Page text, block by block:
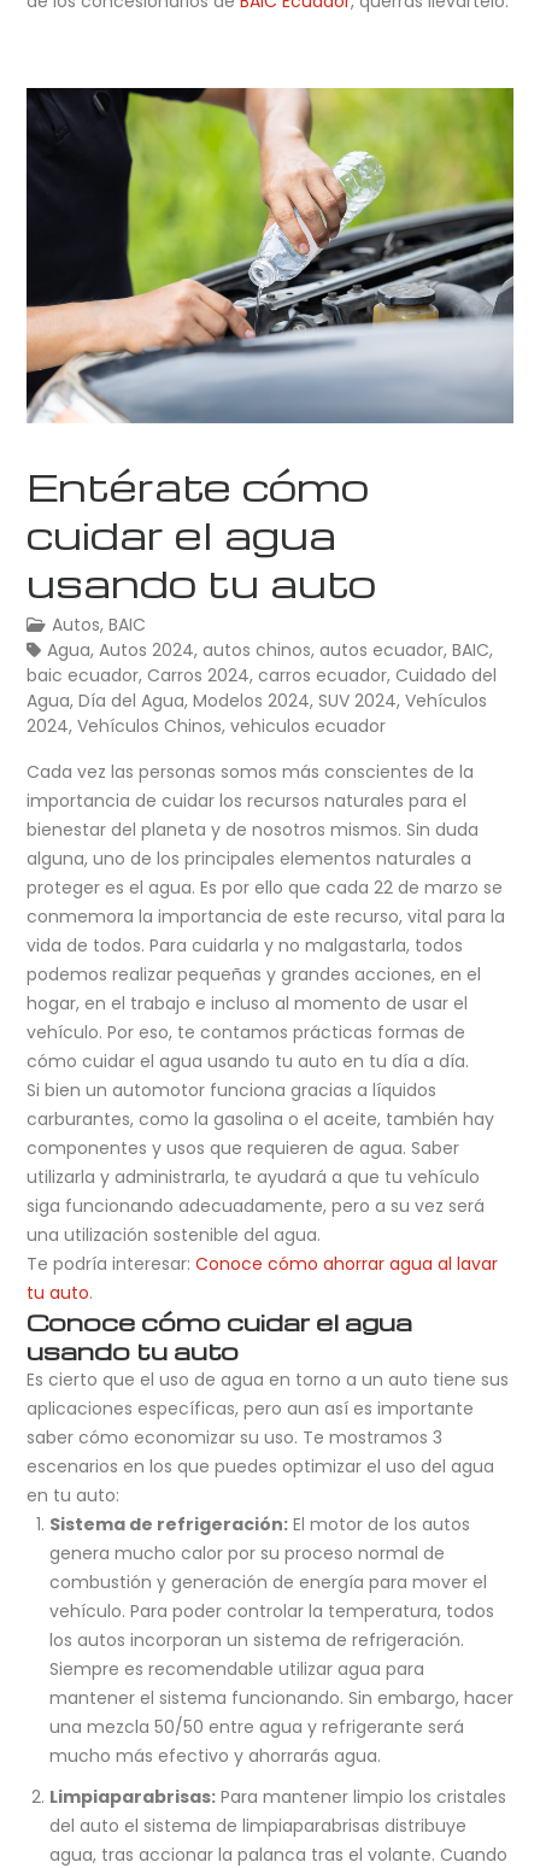
Entérate cómo
cuidar el agua
usando tu auto
Autos,BAIC
Agua,Autos 2024,autos chinos,autos ecuador,BAIC,
baic ecuador,Carros 2024,carros ecuador,Cuidado del
Agua,Día del Agua,Modelos 2024,SUV 2024,Vehículos
2024,Vehículos Chinos,vehiculos ecuador
Cada vez las personas somos más conscientes de la
importancia de cuidar los recursos naturales para el
bienestar del planeta y de nosotros mismos. Sin duda
alguna, uno de los principales elementos naturales a
proteger es el agua. Es por ello que cada 22 de marzo se
conmemora la importancia de este recurso, vital para la
vida de todos. Para cuidarla y no malgastarla, todos
podemos realizar pequeñas y grandes acciones, en el
hogar, en el trabajo e incluso al momento de usar el
vehículo. Por eso, te contamos prácticas formas de
cómo cuidar el agua usando tu auto en tu día a día.
Si bien un automotor funciona gracias a líquidos
carburantes, como la gasolina o el aceite, también hay
componentes y usos que requieren de agua. Saber
utilizarla y administrarla, te ayudará a que tu vehículo
siga funcionando adecuadamente, pero a su vez será
una utilización sostenible del agua.
Te podría interesar:Conoce cómo ahorrar agua al lavar
tu auto.
Conoce cómo cuidar el agua
usando tu auto
Es cierto que el uso de agua en torno a un auto tiene sus
aplicaciones específicas, pero aun así es importante
saber cómo economizar su uso. Te mostramos 3
escenarios en los que puedes optimizar el uso del agua
en tu auto:
Sistema de refrigeración:El motor de los autos
genera mucho calor por su proceso normal de
combustión y generación de energía para mover el
vehículo. Para poder controlar la temperatura, todos
los autos incorporan un sistema de refrigeración.
Siempre es recomendable utilizar agua para
mantener el sistema funcionando. Sin embargo, hacer
una mezcla 50/50 entre agua y refrigerante será
mucho más efectivo y ahorrarás agua.
Limpiaparabrisas:Para mantener limpio los cristales
del auto el sistema de limpiaparabrisas distribuye
agua, tras accionar la palanca tras el volante. Cuando